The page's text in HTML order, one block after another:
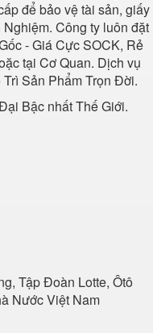
để bảo vệ tài sản, giấy
Công ty luôn đặt
- Giá Cực SOCK, Rẻ
tại Cơ Quan. Dịch vụ
Sản Phẩm Trọn Đời.
Bậc nhất Thế Giới.
Tập Đoàn Lotte, Ôtô
Nước Việt Nam